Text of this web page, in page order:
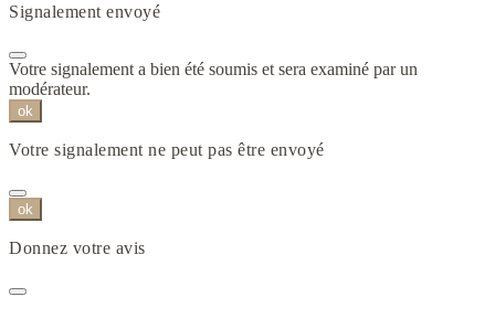
Signalement envoyé
Votre signalement a bien été soumis et sera examiné par un
modérateur.
ok
Votre signalement ne peut pas être envoyé
ok
Donnez votre avis